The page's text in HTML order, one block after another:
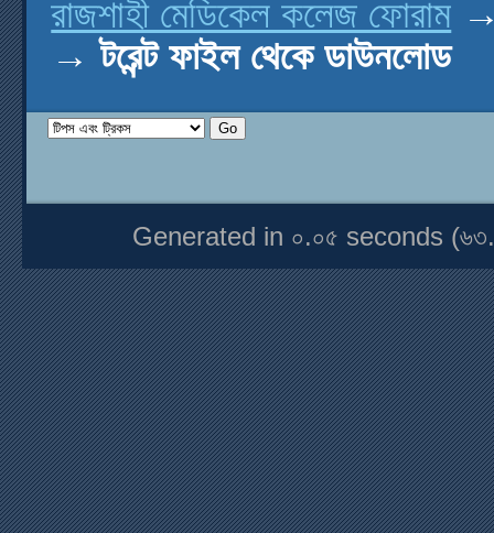
রাজশাহী মেডিকেল কলেজ ফোরাম
→টরেন্ট ফাইল থেকে ডাউনলোড
Generated in ০.০৫ seconds